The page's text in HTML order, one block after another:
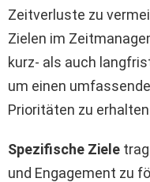
Zeitverluste zu
Zielen im
kurz- als auch
um einen
Prioritäten zu
Spezifische Ziele
und Engagement zu